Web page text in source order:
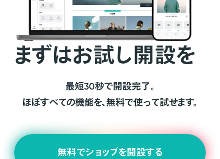
まずはお試し開設を
最短30秒で開設完了。
ほぼすべての機能を、無料で使って試せます。
無料でショップを開設する